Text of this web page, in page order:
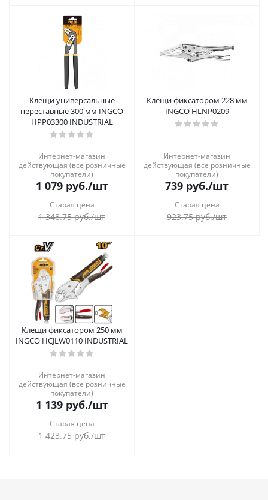
Клещи универсальные
переставные 300 мм INGCO
HPP03300 INDUSTRIAL
Интернет-магазин
действующая (все розничные
покупатели)
1 079руб./шт
Старая цена
1 348.75руб./шт
Клещи фиксатором 228 мм
INGCO HLNP0209
Интернет-магазин
действующая (все розничные
покупатели)
739 руб./шт
Старая цена
923.75руб./шт
Клещи фиксатором 250 мм
INGCO HCJLW0110 INDUSTRIAL
Интернет-магазин
действующая (все розничные
покупатели)
1 139руб./шт
Старая цена
1 423.75руб./шт